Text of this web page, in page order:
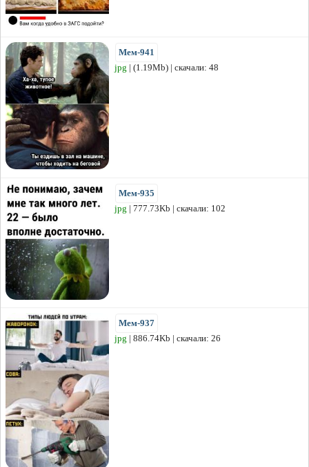
Мем-941
jpg | (1.19Mb) | скачали: 48
Мем-935
jpg | 777.73Kb | скачали: 102
Мем-937
jpg | 886.74Kb | скачали: 26